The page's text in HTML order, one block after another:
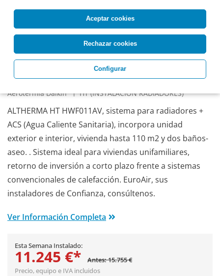
Aceptar cookies
Rechazar cookies
Configurar
DAIKIN ALTHERMA HT HWF011AV
Aerotermia Daikin HT (INSTALACION RADIADORES)
ALTHERMA HT HWF011AV, sistema para radiadores +
ACS (Agua Caliente Sanitaria), incorpora unidad
exterior e interior, vivienda hasta 110 m2 y dos baños-
aseo. . Sistema ideal para viviendas unifamiliares,
retorno de inversión a corto plazo frente a sistemas
convencionales de calefacción. EuroAir, sus
instaladores de Confianza, consúltenos.
Ver Información Completa
Esta Semana Instalado:
11.245 €*
Antes: 15.755 €
Precio, equipo e IVA incluidos